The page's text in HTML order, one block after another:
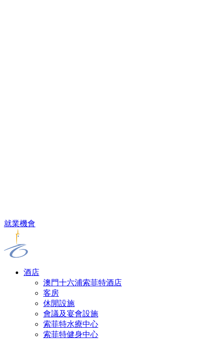
就業機會
酒店
澳門十六浦索菲特酒店
客房
休閒設施
會議及宴會設施
索菲特水療中心
索菲特健身中心